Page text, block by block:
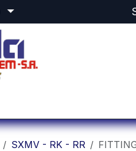
SXMV - RK - RR